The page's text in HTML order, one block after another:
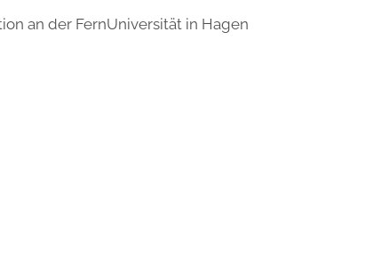
an der FernUniversität in Hagen